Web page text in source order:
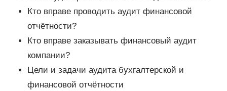
Кто вправе проводить аудит финансовой
отчётности?
Кто вправе заказывать финансовый аудит
компании?
Цели и задачи аудита бухгалтерской и
финансовой отчётности